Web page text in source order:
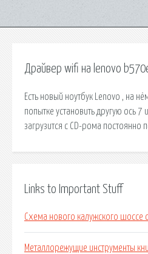
Драйвер wifi на lenovo
Есть новый ноутбук Lenovo , на
попытке установить другую ось 7
загрузится с CD-рома постоянно
Links to Important Stuff
Схема нового калужского шоссе
Металлорежущие инструменты